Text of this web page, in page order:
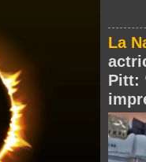
La
Pitt: